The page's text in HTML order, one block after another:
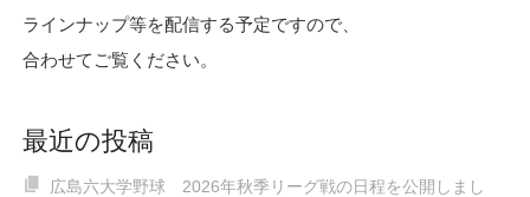
ラインナップ等を配信する予定ですので、
合わせてご覧ください。
最近の投稿
広島六大学野球 2026年秋季リーグ戦の日程を公開しまし